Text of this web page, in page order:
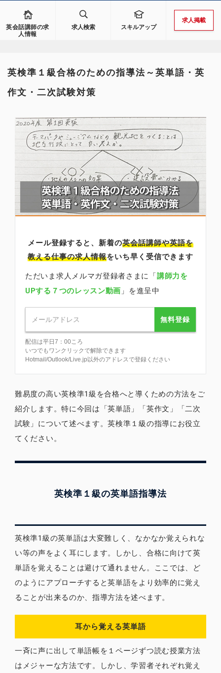
英会話講師の求
人情報
求人検索 スキルアップ
求人掲載
英検準１級合格のための指導法～英単語・英
作文・二次試験対策
メール登録すると、新着の英会話講師や英語を
教える仕事の求人情報をいち早く受信できます
ただいま求人メルマガ登録者さまに「講師力を
UPする７つのレッスン動画 」を進呈中
無料登録
配信は平日7：00ころ
いつでもワンクリックで解除できます
Hotmail/Outlook/Live.jp以外のアドレスで登録ください
難易度の高い英検準1級を合格へと導くための方法をご
紹介します。特に今回は「英単語」「英作文」「二次
試験」について述べます。英検準１級の指導にお役立
てください。
英検準１級の英単語指導法
英検準1級の英単語は大変難しく、なかなか覚えられな
い等の声をよく耳にします。しかし、合格に向けて英
単語を覚えることは避けて通れません。ここでは、ど
のようにアプローチすると英単語をより効率的に覚え
ることが出来るのか、指導方法を述べます。
耳から覚える英単語
一斉に声に出して単語帳を１ページずつ読む授業方法
はメジャーな方法です。しかし、学習者それぞれ覚え